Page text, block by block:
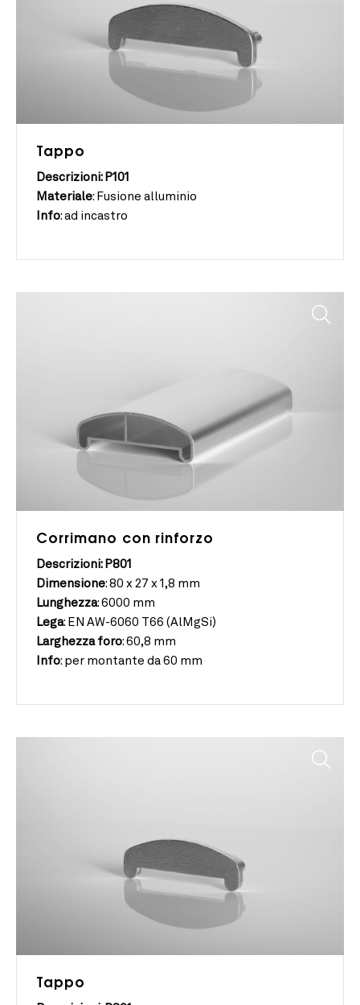
Tappo
Descrizioni: P101
Materiale: Fusione alluminio
Info: ad incastro
Corrimano con rinforzo
Descrizioni: P801
Dimensione: 80 x 27 x 1,8 mm
Lunghezza: 6000 mm
Lega: EN AW-6060 T66 (AlMgSi)
Larghezza foro: 60,8 mm
Info: per montante da 60 mm
Tappo